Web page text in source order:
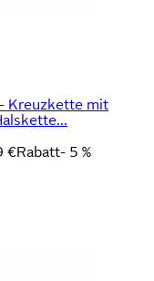
Kreuzkette mit
€Rabatt- 5 %